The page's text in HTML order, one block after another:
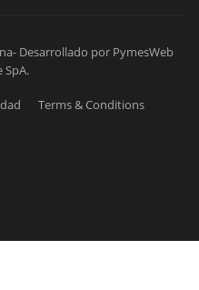
Desarrollado por PymesWeb
SpA.
Terms & Conditions